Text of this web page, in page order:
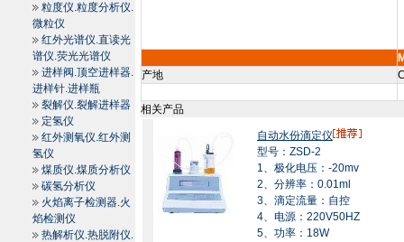
粒度仪.粒度分析仪.
微粒仪
红外光谱仪.直读光
谱仪.荧光光谱仪
进样阀.顶空进样器.
进样针.进样瓶
裂解仪.裂解进样器
定氢仪
红外测氧仪.红外测
氢仪
煤质仪.煤质分析仪
碳氢分析仪
火焰离子检测器.火
焰检测仪
热解析仪.热脱附仪.
产地
相关产品
自动水份滴定仪
型号：ZSD-2
1、极化电压：-20mv
2、分辨率：0.01ml
3、滴定流量：自控
4、电源：220V50HZ
5、功率：18W